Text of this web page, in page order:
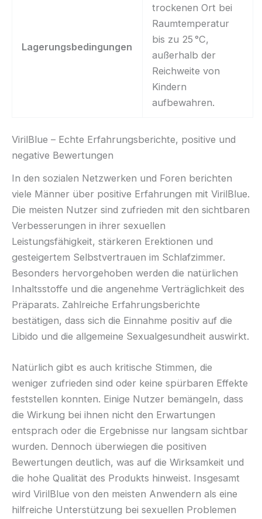
Lagerungsbedingungen
trockenen Ort bei
Raumtemperatur
bis zu 25 °C,
außerhalb der
Reichweite von
Kindern
aufbewahren.
VirilBlue – Echte Erfahrungsberichte, positive und
negative Bewertungen
In den sozialen Netzwerken und Foren berichten
viele Männer über positive Erfahrungen mit VirilBlue.
Die meisten Nutzer sind zufrieden mit den sichtbaren
Verbesserungen in ihrer sexuellen
Leistungsfähigkeit, stärkeren Erektionen und
gesteigertem Selbstvertrauen im Schlafzimmer.
Besonders hervorgehoben werden die natürlichen
Inhaltsstoffe und die angenehme Verträglichkeit des
Präparats. Zahlreiche Erfahrungsberichte
bestätigen, dass sich die Einnahme positiv auf die
Libido und die allgemeine Sexualgesundheit auswirkt.
Natürlich gibt es auch kritische Stimmen, die
weniger zufrieden sind oder keine spürbaren Effekte
feststellen konnten. Einige Nutzer bemängeln, dass
die Wirkung bei ihnen nicht den Erwartungen
entsprach oder die Ergebnisse nur langsam sichtbar
wurden. Dennoch überwiegen die positiven
Bewertungen deutlich, was auf die Wirksamkeit und
die hohe Qualität des Produkts hinweist. Insgesamt
wird VirilBlue von den meisten Anwendern als eine
hilfreiche Unterstützung bei sexuellen Problemen